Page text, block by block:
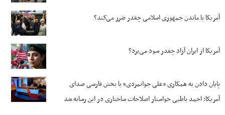
آمریکا با ماندن جمهوری اسلامی چقدر ضرر می‌کند؟
آمریکا از ایران آزاد چقدر سود می‌برد؟
پایان دادن به همکاری «علی جوانمردی» با بخش فارسی صدای
آمریکا؛ احمد باطبی خواستار اصلاحات ساختاری در این رسانه شد